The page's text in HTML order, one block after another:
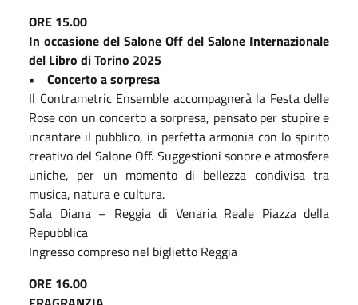
ORE 15.00
In occasione del Salone Off del Salone Internazionale
del Libro di Torino 2025
• Concerto a sorpresa
Il Contrametric Ensemble accompagnerà la Festa delle
Rose con un concerto a sorpresa, pensato per stupire e
incantare il pubblico, in perfetta armonia con lo spirito
creativo del Salone Off. Suggestioni sonore e atmosfere
uniche, per un momento di bellezza condivisa tra
musica, natura e cultura.
Sala Diana – Reggia di Venaria Reale Piazza della
Repubblica
Ingresso compreso nel biglietto Reggia
ORE 16.00